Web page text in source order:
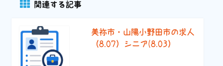
関連する記事
美祢市・山陽小野田市の求人
（8.07）シニア(8.03）